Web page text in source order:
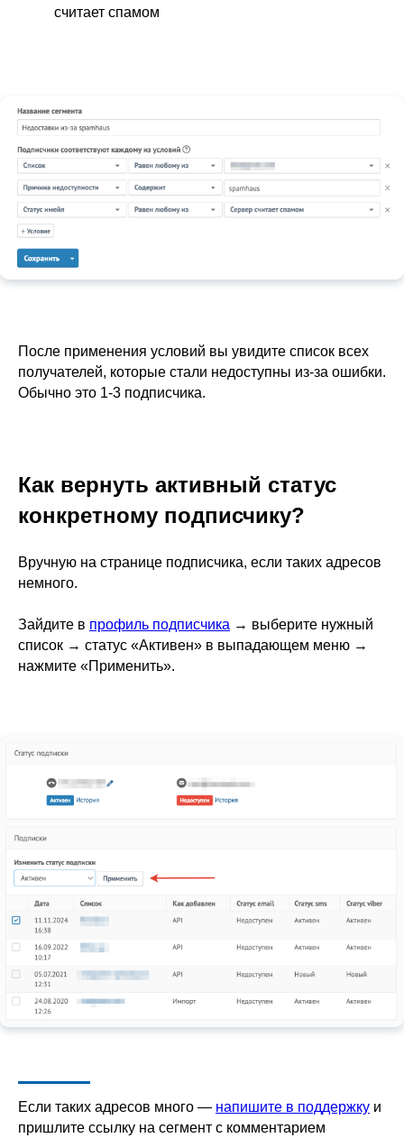
считает спамом
После применения условий вы увидите список всех
получателей, которые стали недоступны из-за ошибки.
Обычно это 1-3 подписчика.
Как вернуть активный статус
конкретному подписчику?
Вручную на странице подписчика, если таких адресов
немного.
Зайдите в профиль подписчика → выберите нужный
список → статус «Активен» в выпадающем меню →
нажмите «Применить».
Если таких адресов много — напишите в поддержку и
пришлите ссылку на сегмент с комментарием